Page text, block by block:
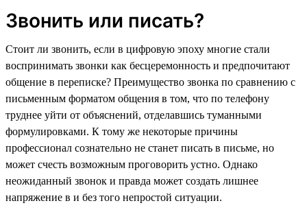
Звонить или писать?
Стоит ли звонить, если в цифровую эпоху многие стали
воспринимать звонки как бесцеремонность и предпочитают
общение в переписке? Преимущество звонка по сравнению с
письменным форматом общения в том, что по телефону
труднее уйти от объяснений, отделавшись туманными
формулировками. К тому же некоторые причины
профессионал сознательно не станет писать в письме, но
может счесть возможным проговорить устно. Однако
неожиданный звонок и правда может создать лишнее
напряжение в и без того непростой ситуации.